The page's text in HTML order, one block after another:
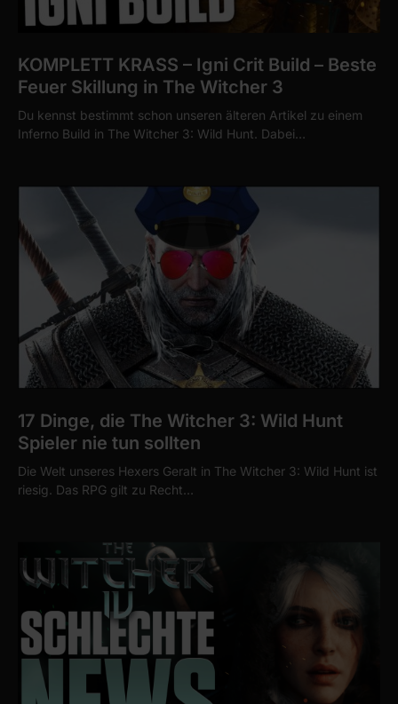
KOMPLETT KRASS – Igni Crit Build – Beste
Feuer Skillung in The Witcher 3
Du kennst bestimmt schon unseren älteren Artikel zu einem
Inferno Build in The Witcher 3: Wild Hunt. Dabei…
17 Dinge, die The Witcher 3: Wild Hunt
Spieler nie tun sollten
Die Welt unseres Hexers Geralt in The Witcher 3: Wild Hunt ist
riesig. Das RPG gilt zu Recht…